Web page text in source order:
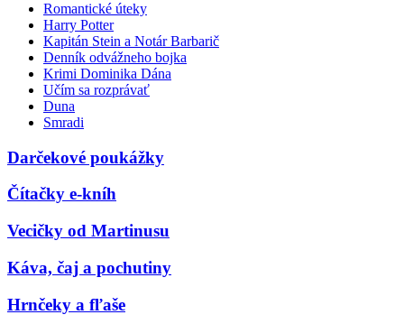
Romantické úteky
Harry Potter
Kapitán Stein a Notár Barbarič
Denník odvážneho bojka
Krimi Dominika Dána
Učím sa rozprávať
Duna
Smradi
Darčekové poukážky
Čítačky e-kníh
Vecičky od Martinusu
Káva, čaj a pochutiny
Hrnčeky a fľaše